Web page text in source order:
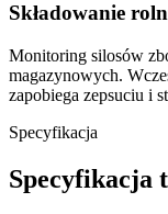
Składowanie
Monitoring silosów
magazynowych.
zapobiega zepsuciu i
Specyfikacja
Specyfikacja